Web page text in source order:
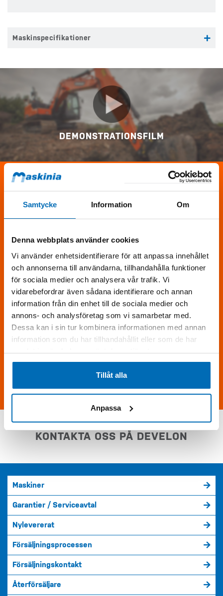
Samtycke Information Om
Denna webbplats använder cookies
Vi använder enhetsidentifierare för att anpassa innehållet
och annonserna till användarna, tillhandahålla funktioner
för sociala medier och analysera vår trafik. Vi
vidarebefordrar även sådana identifierare och annan
information från din enhet till de sociala medier och
annons- och analysföretag som vi samarbetar med.
Dessa kan i sin tur kombinera informationen med annan
information som du har tillhandahållit eller som de har
samlat in när du har använt deras tjänster.
Tillåt alla
Anpassa
Maskinspecifikationer
DEMONSTRATIONSFILM
Fyll i formuläretför att få mer information om Develon DX 530
KONTAKTA OSS PÅ DEVELON
Maskiner
Garantier / Serviceavtal
Nylevererat
Försäljningsprocessen
Försäljningskontakt
Återförsäljare